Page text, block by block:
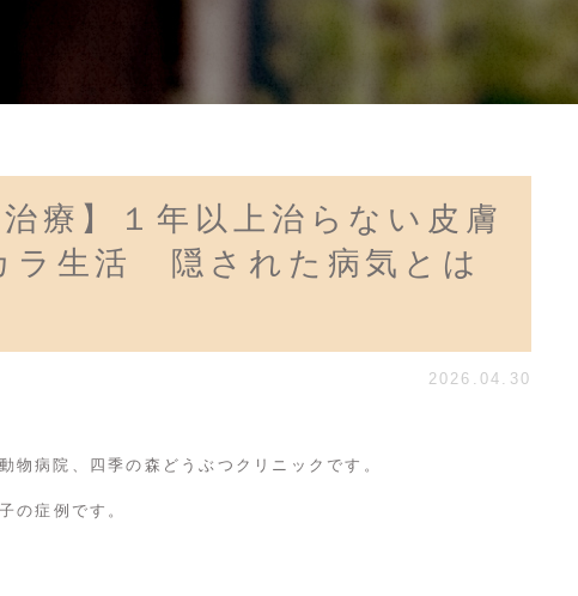
脱毛症・アロペシアX
アポキルが効かない皮膚病
フレ
トイ
療】１年以上治らない皮膚
生活 隠された病気とは
2026.04.30
物病院、四季の森どうぶつクリニックです。
の症例です。